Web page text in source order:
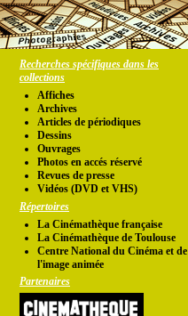
Recherches spécifiques dans les
collections
Affiches
Archives
Articles de périodiques
Dessins
Ouvrages
Photos en accés réservé
Revues de presse
Vidéos (DVD et VHS)
Répertoires
La Cinémathèque française
La Cinémathèque de Toulouse
Centre National du Cinéma et de
l'image animée
Partenaires